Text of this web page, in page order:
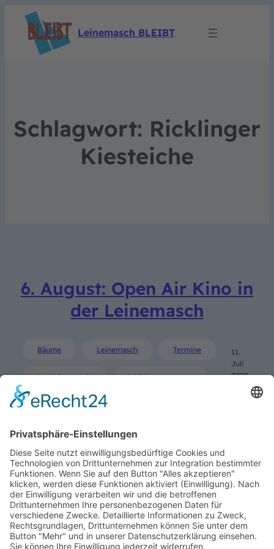
Leinemasch BLEIBT
Schlagwort: Ricklinger
Kiesteiche
6. August: Open Air Kino in
der Leinemasch
Bäume Leinemasch Termine
Verkehrswende Waldbesetzungen
11.
Juli
2022
SUCHE
Search